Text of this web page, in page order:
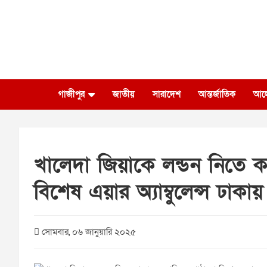
গাজীপুর জাতীয় সারাদেশ আন্তর্জাতিক
খালেদা জিয়াকে লন্ডন নিতে
বিশেষ এয়ার অ্যাম্বুলেন্স ঢাকায়
সোমবার, ০৬ জানুয়ারি ২০২৫